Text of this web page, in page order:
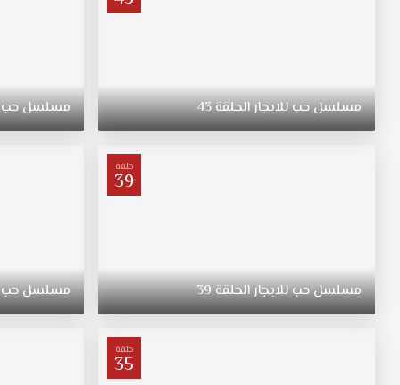
تتزوج
من
مسلسلحبللايجارالحلقة43 مسلسلحب
حلقة
39
مسلسلحبللايجارالحلقة39 مسلسلحب
حلقة
35